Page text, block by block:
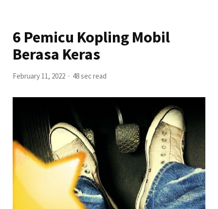
6 Pemicu Kopling Mobil
Berasa Keras
February 11, 2022 48 sec read